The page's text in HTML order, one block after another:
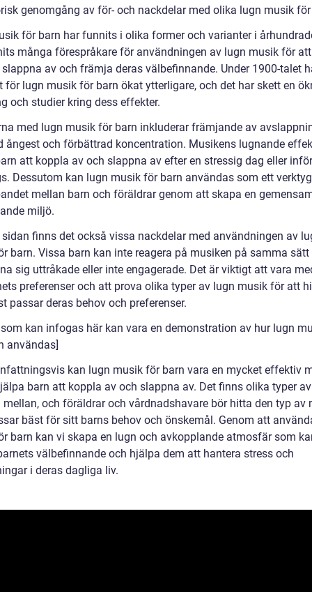
genomgång av för- och nackdelar med olika lugn musik
för barn har funnits i olika former och varianter i
många förespråkare för användningen av lugn musik för
av och främja deras välbefinnande. Under 1900-talet
för lugn musik för barn ökat ytterligare, och det har skett en
och studier kring dess effekter.
med lugn musik för barn inkluderar främjande av
ångest och förbättrad koncentration. Musikens lugnande
att koppla av och slappna av efter en stressig dag eller inför
Dessutom kan lugn musik för barn användas som ett
mellan barn och föräldrar genom att skapa en
miljö.
finns det också vissa nackdelar med användningen av
barn. Vissa barn kan inte reagera på musiken på samma sätt
sig uttråkade eller inte engagerade. Det är viktigt att vara
preferenser och att prova olika typer av lugn musik för att
passar deras behov och preferenser.
kan infogas här kan vara en demonstration av hur lugn
användas]
kan lugn musik för barn vara en mycket effektiv
barn att koppla av och slappna av. Det finns olika typer
och föräldrar och vårdnadshavare bör hitta den typ av
bäst för sitt barns behov och önskemål. Genom att
barn kan vi skapa en lugn och avkopplande atmosfär som
välbefinnande och hjälpa dem att hantera stress och
i deras dagliga liv.